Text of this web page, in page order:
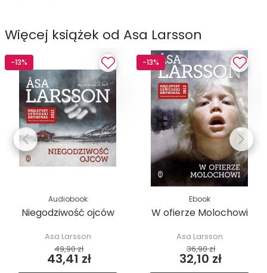
Więcej książek od Asa Larsson
-13%
Audiobook
Niegodziwość ojców
Asa Larsson
49,90 zł
43,41 zł
-13%
Ebook
W ofierze Molochowi
Asa Larsson
36,90 zł
32,10 zł